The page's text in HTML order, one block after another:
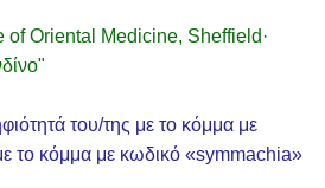
of Oriental Medicine, Sheffield·
του/της με το κόμμα με
το κόμμα με κωδικό «symmachia»